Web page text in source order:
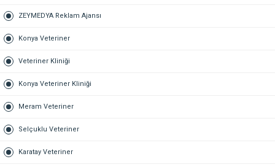
ZEYMEDYA Reklam Ajansı
Konya Veteriner
Veteriner Kliniği
Konya Veteriner Kliniği
Meram Veteriner
Selçuklu Veteriner
Karatay Veteriner